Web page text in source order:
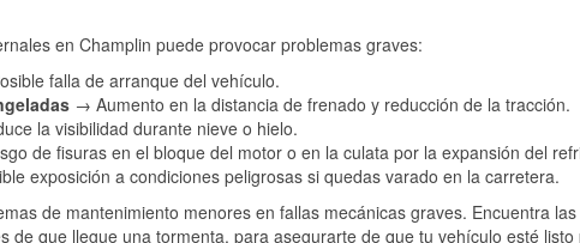
en Champlin puede provocar problemas graves:
falla de arranque del vehículo.
→ Aumento en la distancia de frenado y reducción de la tracción.
la visibilidad durante nieve o hielo.
de fisuras en el bloque del motor o en la culata por la expansión del
exposición a condiciones peligrosas si quedas varado en la carretera.
de mantenimiento menores en fallas mecánicas graves. Encuentra
de que llegue una tormenta, para asegurarte de que tu vehículo esté